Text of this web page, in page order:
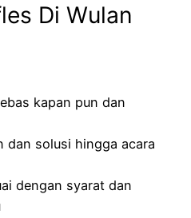
Di Wulan
kapan pun dan
dan solusi hingga acara
dengan syarat dan